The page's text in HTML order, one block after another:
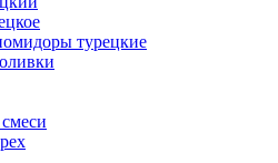
турецкие